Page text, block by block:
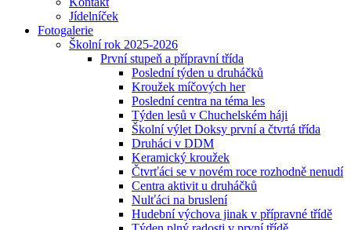
Jídelníček
Fotogalerie
Školní rok 2025-2026
První stupeň a přípravní třída
Poslední týden u druháčků
Kroužek míčových her
Poslední centra na téma les
Týden lesů v Chuchelském háji
Školní výlet Doksy první a čtvrtá třída
Druháci v DDM
Keramický kroužek
Čtvrťáci se v novém roce rozhodně nenudí
Centra aktivit u druháčků
Nulťáci na bruslení
Hudební výchova jinak v přípravné třídě